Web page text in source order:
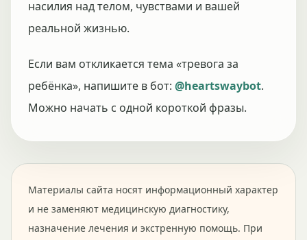
насилия над телом, чувствами и вашей
реальной жизнью.
Если вам откликается тема «тревога за
ребёнка», напишите в бот: @heartswaybot.
Можно начать с одной короткой фразы.
Материалы сайта носят информационный характер
и не заменяют медицинскую диагностику,
назначение лечения и экстренную помощь. При